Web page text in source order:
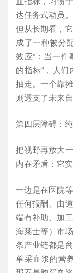
达任务式动员
但从长期看，
成了一种被分
效应”：当一件
的指标”，人
抽走。一个靠
则透支了未来
第四层障碍：
把视野再放大
内在矛盾：它
一边是在医院
任何报酬、由
端有补助、加
海莱士等）市
条产业链都是
单采血浆的营